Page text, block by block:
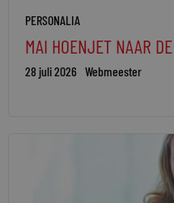
PERSONALIA
MAI HOENJET NAAR
28 juli 2026 Webmeester